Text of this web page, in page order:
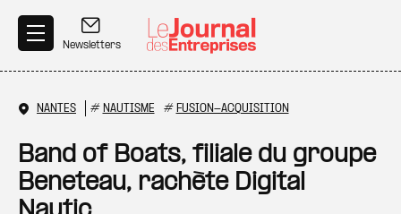
Newsletters
NANTES # NAUTISME # FUSION-ACQUISITION
Band of Boats, filiale du groupe
Beneteau, rachète Digital